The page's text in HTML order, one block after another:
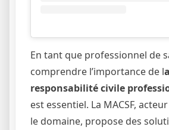
En tant que professionnel de
comprendre l’importance de l
responsabilité civile
est essentiel. La MACSF,
le domaine, propose des